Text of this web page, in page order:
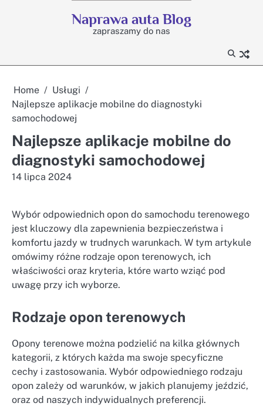
Naprawa auta Blog
zapraszamy do nas
Home
Usługi
Najlepsze aplikacje mobilne do diagnostyki
samochodowej
Najlepsze aplikacje mobilne do
diagnostyki samochodowej
14 lipca 2024
Wybór odpowiednich opon do samochodu terenowego
jest kluczowy dla zapewnienia bezpieczeństwa i
komfortu jazdy w trudnych warunkach. W tym artykule
omówimy różne rodzaje opon terenowych, ich
właściwości oraz kryteria, które warto wziąć pod
uwagę przy ich wyborze.
Rodzaje opon terenowych
Opony terenowe można podzielić na kilka głównych
kategorii, z których każda ma swoje specyficzne
cechy i zastosowania. Wybór odpowiedniego rodzaju
opon zależy od warunków, w jakich planujemy jeździć,
oraz od naszych indywidualnych preferencji.